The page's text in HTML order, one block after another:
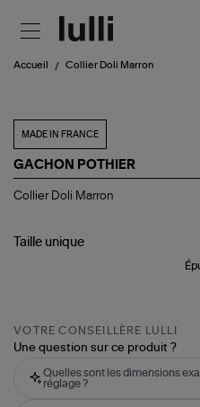
Accueil Collier Doli Marron
MADE IN FRANCE
GACHON POTHIER
Collier
Collier Doli Marron
Taille unique
VOTRE CONSEILLÈRE LULLI
Une question sur ce produit ?
Quelles sont les dimensions
réglage ?